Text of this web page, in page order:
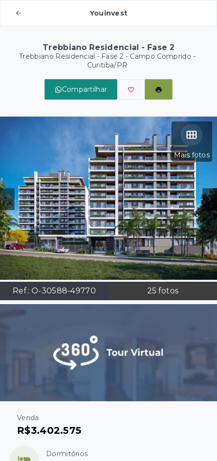
Youinvest
Trebbiano Residencial - Fase 2
Trebbiano Residencial - Fase 2 - Campo Comprido -
Curitiba/PR
Compartilhar
Mais fotos
Ref.:O-30588-49770 25 fotos
Venda
R$3.402.575
Dormitórios